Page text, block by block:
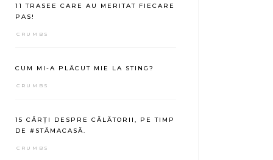
11 TRASEE CARE AU MERITAT FIECARE
PAS!
CRUMBS
CUM MI-A PLĂCUT MIE LA STING?
CRUMBS
15 CĂRȚI DESPRE CĂLĂTORII, PE TIMP
DE #STĂMACASĂ.
CRUMBS